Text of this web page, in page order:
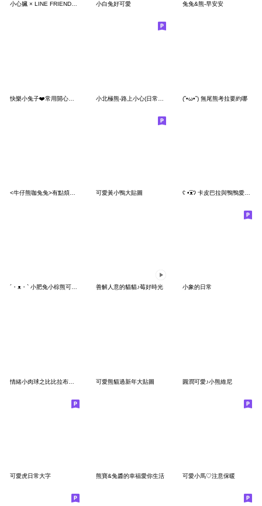
小心臟 × LINE FRIENDS 快樂跳舞 小白兔好可愛 兔兔&熊-早安安
(˘•ω•˘) 無尾熊考拉要約哪
可愛黃小鴨大貼圖 ʕ •͡ᴥʔ 卡皮巴拉與鴨鴨愛你愛你
´・ᴥ・` 小肥兔小棕熊可以那個嗎 善解人意的貓貓♪莓好時光 小象的日常
可愛熊貓過新年大貼圖 圓潤可愛♪小熊維尼
可愛虎日常大字 熊寶&兔醬的幸福愛你生活 可愛小馬♡注意保暖